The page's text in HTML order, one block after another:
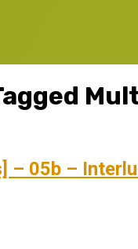
– 05b –